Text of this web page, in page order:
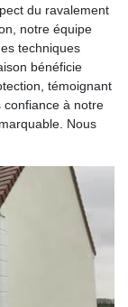
du ravalement
notre équipe
techniques
bénéficie
témoignant
à notre
Nous